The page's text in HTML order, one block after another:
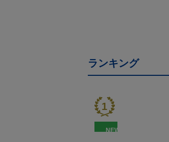
ランキング
NEW